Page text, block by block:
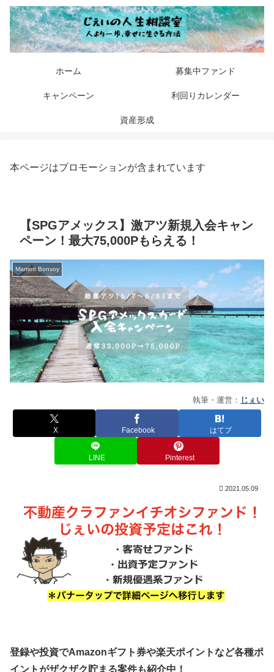
ホーム 募集中ファンド
キャンペーン 利回りカレンダー
資産形成
本ページはプロモーションが含まれています
【SPGアメックス】激アツ新規入会キャン
ペーン！最大75,000Pもらえる！
Marriott Bonvoy
執筆・運営： じぇい
X Facebook はてブ
LINE Pinterest
2021.05.09
登録や投資でAmazonギフト券や楽天ポイントなど各種ポ
イントがザクザク貯まる案件も紹介中！